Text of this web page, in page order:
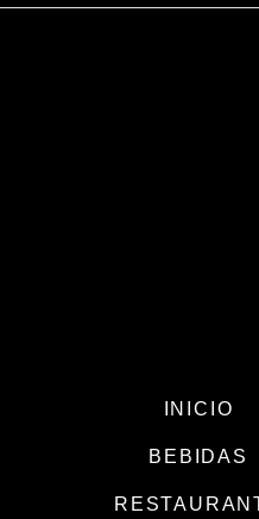
INICIO
BEBIDAS